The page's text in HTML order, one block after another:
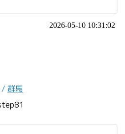
2026-05-10 10:31:02
/ 群馬